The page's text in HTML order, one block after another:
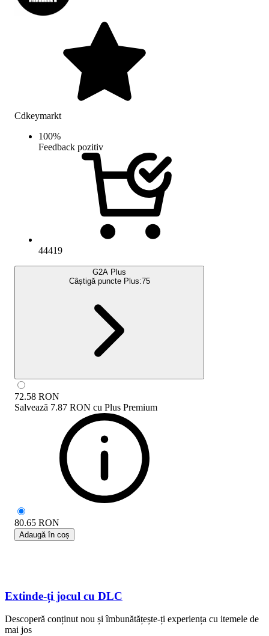
Cdkeymarkt
100%
Feedback pozitiv
44419
G2A Plus
Câștigă puncte Plus:75
72.58 RON
Salvează 7.87 RON cu Plus Premium
80.65 RON
Adaugă în coș
Extinde-ți jocul cu DLC
Descoperă conținut nou și îmbunătățește-ți experiența cu itemele de
mai jos